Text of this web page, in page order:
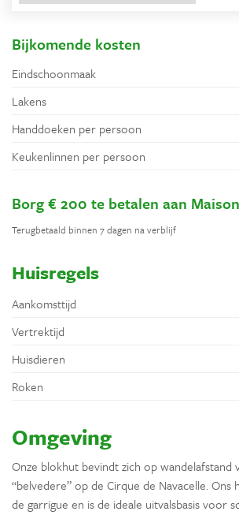
Bijkomende kosten
Eindschoonmaak
Lakens
Handdoeken per persoon
Keukenlinnen per persoon
Borg € 200 te betalen aan
Terugbetaald binnen 7 dagen na verblijf
Huisregels
Aankomsttijd
Vertrektijd
Huisdieren
Roken
Omgeving
Onze blokhut bevindt zich op wandelafstand
“belvedere” op de Cirque de Navacelle. Ons
de garrigue en is de ideale uitvalsbasis voor